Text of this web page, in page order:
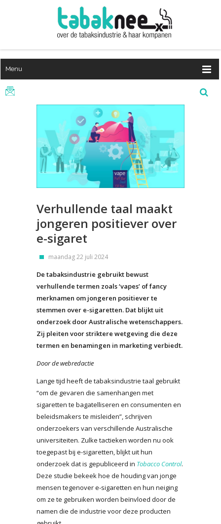
Menu
Verhullende taal maakt
jongeren positiever over
e-sigaret
maandag 22 juli 2024
De tabaksindustrie gebruikt bewust
verhullende termen zoals ‘vapes’ of fancy
merknamen om jongeren positiever te
stemmen over e-sigaretten. Dat blijkt uit
onderzoek door Australische wetenschappers.
Zij pleiten voor striktere wetgeving die deze
termen en benamingen in marketing verbiedt.
Door de webredactie
Lange tijd heeft de tabaksindustrie taal gebruikt
“om de gevaren die samenhangen met
sigaretten te bagatelliseren en consumenten en
beleidsmakers te misleiden”, schrijven
onderzoekers van verschillende Australische
universiteiten. Zulke tactieken worden nu ook
toegepast bij e-sigaretten, blijkt uit hun
onderzoek dat is gepubliceerd in Tobacco Control.
Deze studie bekeek hoe de houding van jonge
mensen tegenover e-sigaretten en hun neiging
om ze te gebruiken worden beïnvloed door de
namen die de industrie voor deze producten